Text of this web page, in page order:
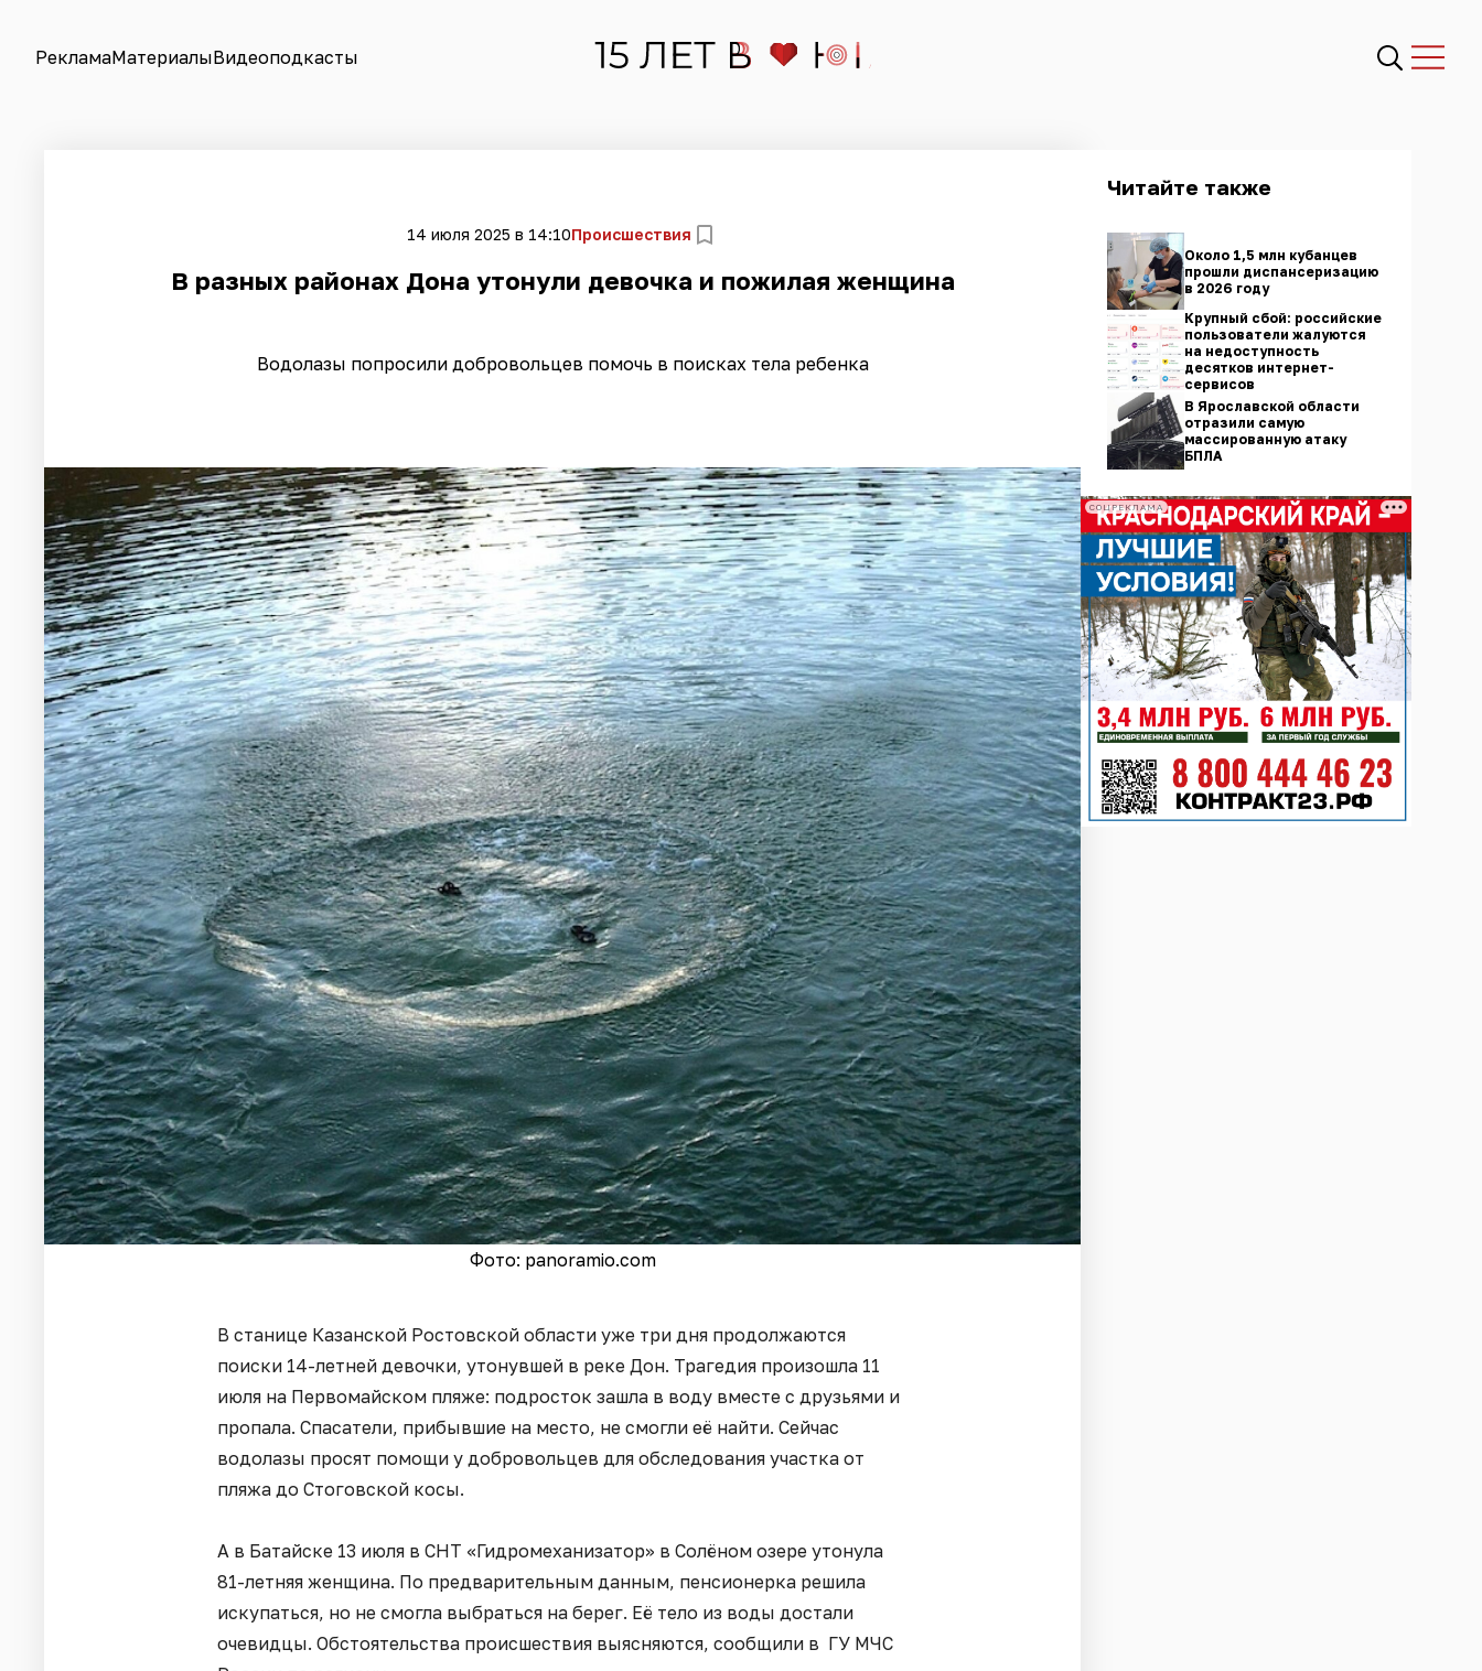
РекламаМатериалыВидеоподкасты
14 июля 2025 в 14:10Происшествия
В разных районах Дона утонули девочка и пожилая женщина
Водолазы попросили добровольцев помочь в поисках тела ребенка
Фото: panoramio.com
В станице Казанской Ростовской области уже три дня продолжаются
поиски 14-летней девочки, утонувшей в реке Дон. Трагедия произошла 11
июля на Первомайском пляже: подросток зашла в воду вместе с друзьями и
пропала. Спасатели, прибывшие на место, не смогли её найти. Сейчас
водолазы просят помощи у добровольцев для обследования участка от
пляжа до Стоговской косы.
А в Батайске 13 июля в СНТ «Гидромеханизатор» в Солёном озере утонула
81-летняя женщина. По предварительным данным, пенсионерка решила
искупаться, но не смогла выбраться на берег. Её тело из воды достали
очевидцы. Обстоятельства происшествия выясняются, сообщили в ГУ МЧС
Читайте также
Около 1,5 млн кубанцев
прошли диспансеризацию
в 2026 году
Крупный сбой: российские
пользователи жалуются
на недоступность
десятков интернет-
сервисов
В Ярославской области
отразили самую
массированную атаку
БПЛА
СОЦРЕКЛАМА